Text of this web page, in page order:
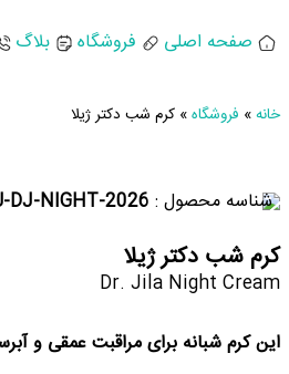
صفحه اصلی فروشگاه بلاگ
خانه» فروشگاه» کرم شب دکتر ژیلا
شناسه محصول : DJ-NIGHT-2026
کرم شب دکتر ژیلا
Dr. Jila Night Cream
این کرم شبانه برای مراقبت عمقی و